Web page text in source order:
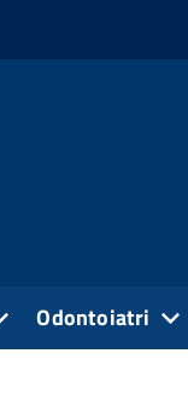
Odontoiatri